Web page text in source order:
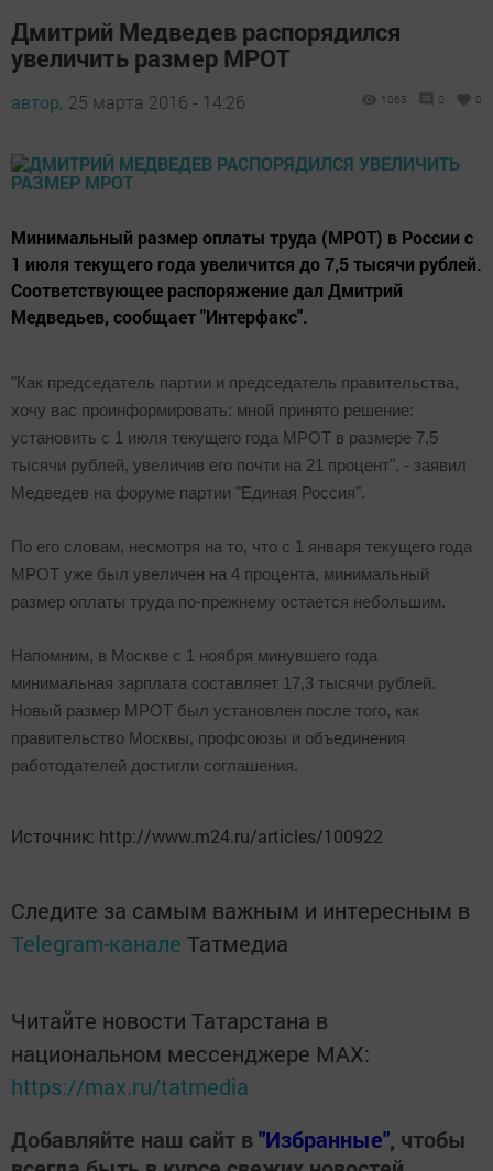
Дмитрий Медведев распорядился
увеличить размер МРОТ
автор, 25 марта 2016 - 14:26 1063 0 0
Минимальный размер оплаты труда (МРОТ) в России с
1 июля текущего года увеличится до 7,5 тысячи рублей.
Соответствующее распоряжение дал Дмитрий
Медведьев, сообщает "Интерфакс".
"Как председатель партии и председатель правительства,
хочу вас проинформировать: мной принято решение:
установить с 1 июля текущего года МРОТ в размере 7,5
тысячи рублей, увеличив его почти на 21 процент", - заявил
Медведев на форуме партии "Единая Россия".
По его словам, несмотря на то, что с 1 января текущего года
МРОТ уже был увеличен на 4 процента, минимальный
размер оплаты труда по-прежнему остается небольшим.
Напомним, в Москве с 1 ноября минувшего года
минимальная зарплата составляет 17,3 тысячи рублей.
Новый размер МРОТ был установлен после того, как
правительство Москвы, профсоюзы и объединения
работодателей достигли соглашения.
utm_source=CopyBuf
Источник: http://www.m24.ru/articles/100922
Следите за самым важным и интересным в
Telegram-канале Татмедиа
Читайте новости Татарстана в
национальном мессенджере MАХ:
https://max.ru/tatmedia
Добавляйте наш сайт в"Избранные", чтобы